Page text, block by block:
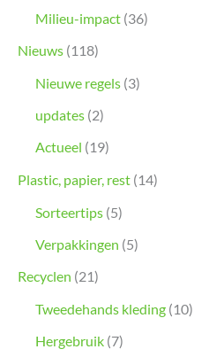
Milieu-impact (36)
Nieuws (118)
Nieuwe regels (3)
updates (2)
Actueel (19)
Plastic, papier, rest (14)
Sorteertips (5)
Verpakkingen (5)
Recyclen (21)
Tweedehands kleding (10)
Hergebruik (7)